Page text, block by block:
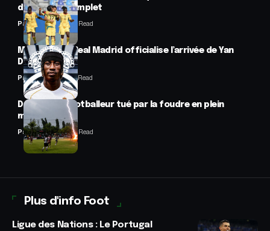
désormais complet
Panafrofoot2 Min Read
Mercato : Le Real Madrid officialise l’arrivée de Yan
Diomandé
Panafrofoot1 Min Read
Drame : un footballeur tué par la foudre en plein
match
Panafrofoot2 Min Read
Plus d'info Foot
Ligue des Nations : Le Portugal